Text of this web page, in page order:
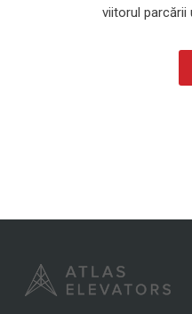
viitorul parcării